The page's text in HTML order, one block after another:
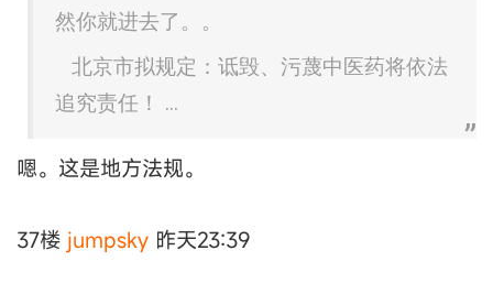
然你就进去了。。
北京市拟规定：诋毁、污蔑中医药将依法
追究责任！ ...
嗯。这是地方法规。
37楼 jumpsky 昨天23:39